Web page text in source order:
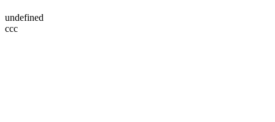
undefined
ссс